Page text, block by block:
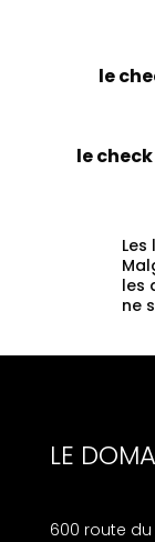
le
le
les
ne
LE
600 route du